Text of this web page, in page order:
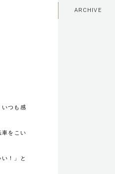
いつも感
車をこい
！」と
ARCHIVE